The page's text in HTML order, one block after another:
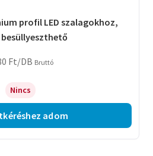
profil LED szalagokhoz,
Ft/DB Bruttó
Nincs
adom